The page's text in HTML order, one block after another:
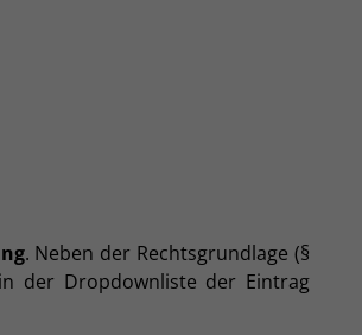
. Neben der Rechtsgrundlage (§
der Dropdownliste der Eintrag